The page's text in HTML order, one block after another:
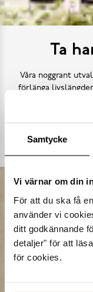
Samtycke
Vi värnar om din
För att du ska få
använder vi
ditt godkännande
detaljer" för att
för cookies.
Ta
Våra noggrant
förlänga
deras ursprungliga
skydd mot väder